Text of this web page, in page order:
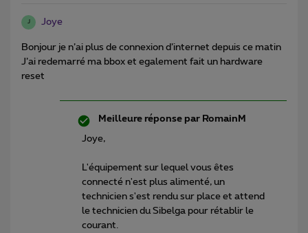
J Joye
Bonjour je n’ai plus de connexion d’internet depuis ce matin
J’ai redemarré ma bbox et egalement fait un hardware
reset
Meilleure réponse par RomainM
Joye,
L'équipement sur lequel vous êtes
connecté n'est plus alimenté, un
technicien s'est rendu sur place et attend
le technicien du Sibelga pour rétablir le
courant.